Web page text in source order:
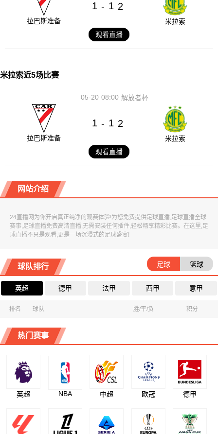
拉巴斯准备
1 - 1 2
米拉索
观看直播
米拉索近5场比赛
08:00
05-20 解放者杯
拉巴斯准备
1 - 1 2
米拉索
观看直播
网站介绍
24直播网为你开启真正纯净的观赛体验!为您免费提供足球直播,足球直播全球
赛事,足球直播免费高清直播,无需安装任何插件,轻松畅享精彩比赛。在这里,足
球直播不只是观看,更是一场沉浸式的足球盛宴!
球队排行 足球 篮球
英超 德甲 法甲 西甲 意甲
排名 球队 胜/平/负 积分
热门赛事
英超 NBA 中超 欧冠 德甲